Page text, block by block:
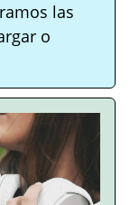
las
o